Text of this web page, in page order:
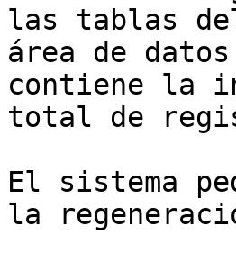
las tablas
área de
contiene la
total de
El sistema
la